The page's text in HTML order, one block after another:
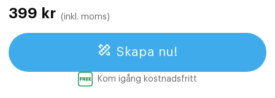
399 kr (inkl. moms)
Skapa nu!
Kom igång kostnadsfritt